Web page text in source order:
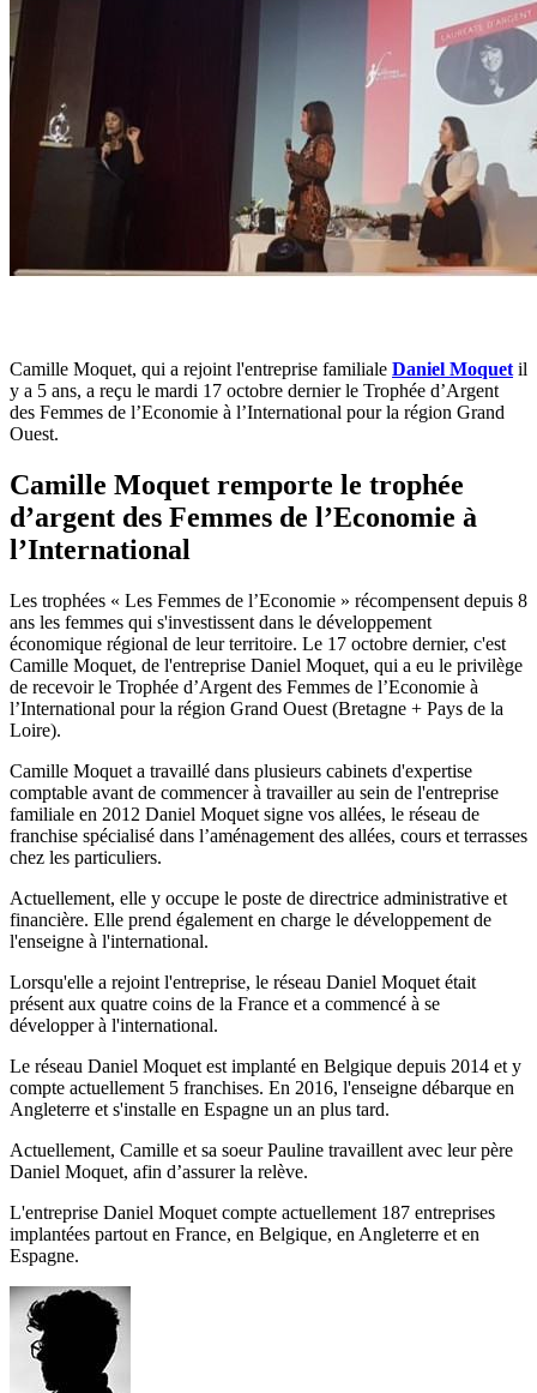
Camille Moquet, qui a rejoint l'entreprise familiale Daniel Moquetil
y a 5 ans, a reçu le mardi 17 octobre dernier le Trophée d’Argent
des Femmes de l’Economie à l’International pour la région Grand
Ouest.
Camille Moquet remporte le trophée
d’argent des Femmes de l’Economie à
l’International
Les trophées « Les Femmes de l’Economie » récompensent depuis 8
ans les femmes qui s'investissent dans le développement
économique régional de leur territoire. Le 17 octobre dernier, c'est
Camille Moquet, de l'entreprise Daniel Moquet, qui a eu le privilège
de recevoir le Trophée d’Argent des Femmes de l’Economie à
l’International pour la région Grand Ouest (Bretagne + Pays de la
Loire).
Camille Moquet a travaillé dans plusieurs cabinets d'expertise
comptable avant de commencer à travailler au sein de l'entreprise
familiale en 2012 Daniel Moquet signe vos allées, le réseau de
franchise spécialisé dans l’aménagement des allées, cours et terrasses
chez les particuliers.
Actuellement, elle y occupe le poste de directrice administrative et
financière. Elle prend également en charge le développement de
l'enseigne à l'international.
Lorsqu'elle a rejoint l'entreprise, le réseau Daniel Moquet était
présent aux quatre coins de la France et a commencé à se
développer à l'international.
Le réseau Daniel Moquet est implanté en Belgique depuis 2014 et y
compte actuellement 5 franchises. En 2016, l'enseigne débarque en
Angleterre et s'installe en Espagne un an plus tard.
Actuellement, Camille et sa soeur Pauline travaillent avec leur père
Daniel Moquet, afin d’assurer la relève.
L'entreprise Daniel Moquet compte actuellement 187 entreprises
implantées partout en France, en Belgique, en Angleterre et en
Espagne.